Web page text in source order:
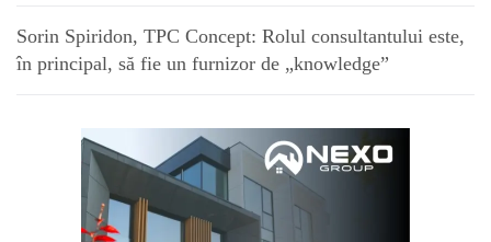
Sorin Spiridon, TPC Concept: Rolul consultantului este,
în principal, să fie un furnizor de „knowledge”